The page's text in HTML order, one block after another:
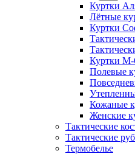
Куртки
Лётные
Куртки
Куртки М-
Полевые
Кожаные
Женские
Тактические
Тактические
Термобелье